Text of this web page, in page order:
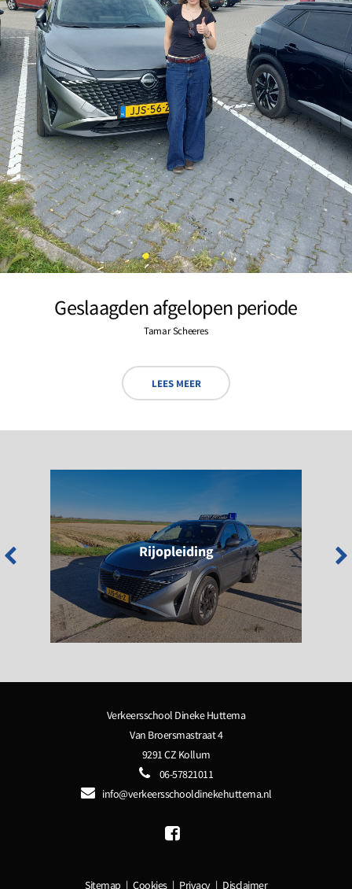
Geslaagden afgelopen periode
Tamar Scheeres
LEES MEER
Rijopleiding
LEES MEER
Verkeersschool Dineke Huttema
Van Broersmastraat 4
9291 CZ Kollum
06-57821011
info@verkeersschooldinekehuttema.nl
Sitemap | Cookies | Privacy | Disclaimer